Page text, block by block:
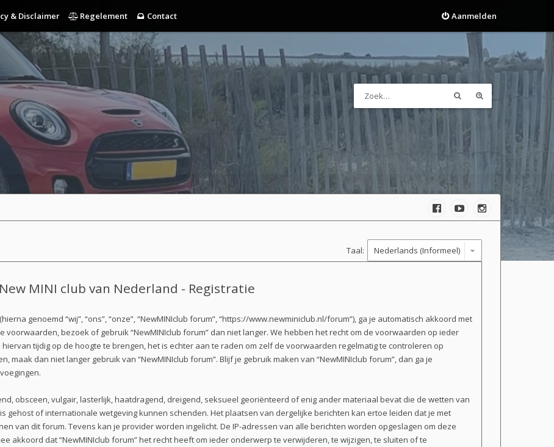
& Disclaimer Regelement Contact Aanmelden
Taal:
MINI club van Nederland - Registratie
genoemd “wij”, “ons”, “onze”, “NewMINIclub forum”, “https://www.newminiclub.nl/forum”), ga je automatisch akkoord met
voorwaarden, bezoek of gebruik “NewMINIclub forum” dan niet langer. We hebben het recht om de voorwaarden op ieder
tijdig op de hoogte te brengen, het is echter aan te raden om zelf de voorwaarden regelmatig te controleren op
maak dan niet langer gebruik van “NewMINIclub forum”. Blijf je gebruik maken van “NewMINIclub forum”, dan ga je
obsceen, vulgair, lasterlijk, haatdragend, dreigend, seksueel georiënteerd of enig ander materiaal bevat die de wetten van
gehost of internationale wetgeving kunnen schenden. Het plaatsen van dergelijke berichten kan ertoe leiden dat je met
van dit forum. Tevens kan je provider worden ingelicht. De IP-adressen van alle berichten worden opgeslagen om deze
akkoord dat “NewMINIclub forum” het recht heeft om ieder onderwerp te verwijderen, te wijzigen, te sluiten of te